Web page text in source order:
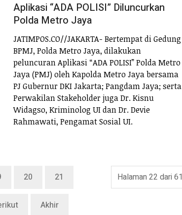
Aplikasi “ADA POLISI” Diluncurkan
Polda Metro Jaya
JATIMPOS.CO//JAKARTA- Bertempat di Gedung
BPMJ, Polda Metro Jaya, dilakukan
peluncuran Aplikasi “ADA POLISI” Polda Metro
Jaya (PMJ) oleh Kapolda Metro Jaya bersama
PJ Gubernur DKI Jakarta; Pangdam Jaya; serta
Perwakilan Stakeholder juga Dr. Kisnu
Widagso, Kriminolog UI dan Dr. Devie
Rahmawati, Pengamat Sosial UI.
Halaman 22 dari 61
20 21
Akhir